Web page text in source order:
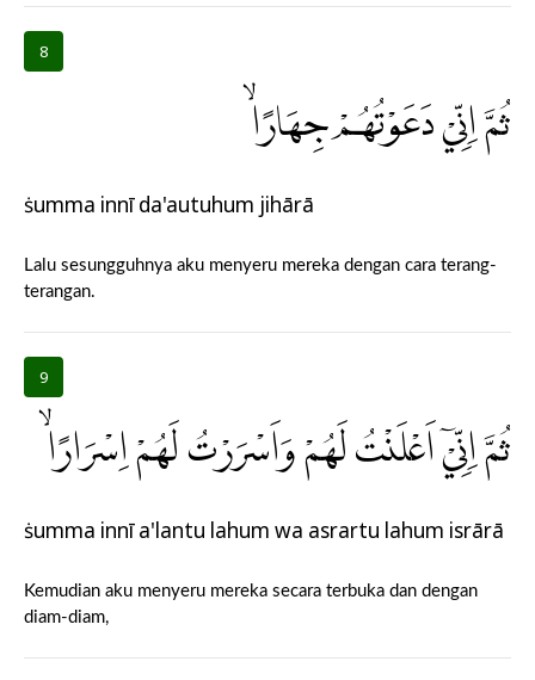
8
ثُمَّ اِنِّيْ دَعَوْتُهُمْ جِهَارًاۙ
ṡumma innī da'autuhum jihārā
Lalu sesungguhnya aku menyeru mereka dengan cara terang-
terangan.
9
ثُمَّ اِنِّيْٓ اَعْلَنْتُ لَهُمْ وَاَسْرَرْتُ لَهُمْ اِسْرَارًاۙ
ṡumma innī a'lantu lahum wa asrartu lahum isrārā
Kemudian aku menyeru mereka secara terbuka dan dengan
diam-diam,